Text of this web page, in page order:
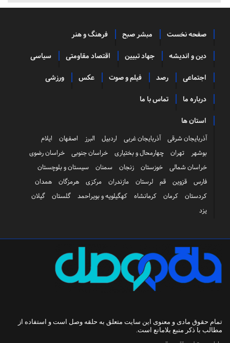
صفحه نخست مبشر صبح فرهنگ و هنر
دین و اندیشه جهاد تبیین اقتصاد مقاومتی سیاسی
اجتماعی رصد فیلم و صوت عکس ورزشی
درباره ما تماس با ما
استان ها
آذربایجان شرقی آذربایجان غربی اردبیل البرز اصفهان
ایلام
بوشهر
تهران چهارمحال و بختیاری خراسان جنوبی
خراسان رضوی
خراسان شمالی
خوزستان زنجان سمنان
سیستان و بلوچستان
فارس
قزوین قم لرستان مازندران مرکزی هرمزگان
همدان
کردستان
کرمان کرمانشاه کهگیلویه و بویراحمد گلستان
گیلان
یزد
تمام حقوق مادی و معنوی این سایت متعلق به حلقه وصل است و استفاده از
مطالب با ذکر منبع بلامانع است.